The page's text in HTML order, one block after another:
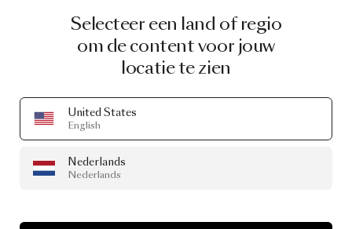
Selecteer een land of regio
om de content voor jouw
locatie te zien
United States
English
Nederlands
Nederlands